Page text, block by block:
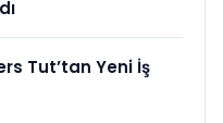
Tut’tan Yeni İş